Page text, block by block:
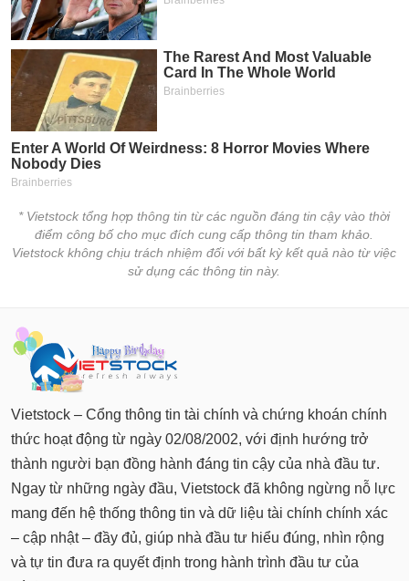
* Vietstock tổng hợp thông tin từ các nguồn đáng tin cậy vào thời
điểm công bố cho mục đích cung cấp thông tin tham khảo.
Vietstock không chịu trách nhiệm đối với bất kỳ kết quả nào từ việc
sử dụng các thông tin này.
Vietstock – Cổng thông tin tài chính và chứng khoán chính
thức hoạt động từ ngày 02/08/2002, với định hướng trở
thành người bạn đồng hành đáng tin cậy của nhà đầu tư.
Ngay từ những ngày đầu, Vietstock đã không ngừng nỗ lực
mang đến hệ thống thông tin và dữ liệu tài chính chính xác
– cập nhật – đầy đủ, giúp nhà đầu tư hiểu đúng, nhìn rộng
và tự tin đưa ra quyết định trong hành trình đầu tư của